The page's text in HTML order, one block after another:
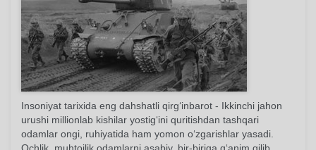
Insoniyat tarixida eng dahshatli qirg‘inbarot - Ikkinchi jahon
urushi millionlab kishilar yostig‘ini quritishdan tashqari
odamlar ongi, ruhiyatida ham yomon o‘zgarishlar yasadi.